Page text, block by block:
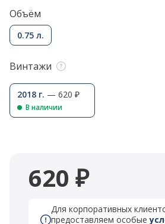
Объём
0.75 л.
Винтажи
2018 г. — 620 ₽
В наличии
620 ₽
Для корпоративных
предоставляем особые